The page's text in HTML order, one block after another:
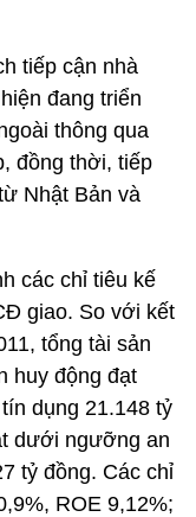
tiếp cận nhà
đang triển
thông qua
đồng thời, tiếp
Nhật Bản và
các chỉ tiêu kế
giao. So với kết
tổng tài sản
huy động đạt
dụng 21.148 tỷ
dưới ngưỡng an
tỷ đồng. Các chỉ
ROE 9,12%;